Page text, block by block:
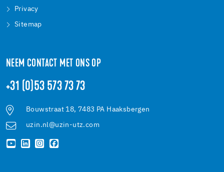
Privacy
Sitemap
NEEM CONTACT MET ONS OP
+31 (0)53 573 73 73
Bouwstraat 18, 7483 PA Haaksbergen
uzin.nl@uzin-utz.com